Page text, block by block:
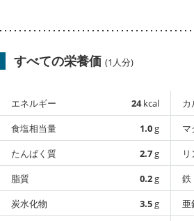
すべての栄養価 (1人分)
エネルギー 24kcal
食塩相当量
1.0g
たんぱく質
2.7g
脂質
0.2g
炭水化物
3.5g
カ
マ
リ
鉄
亜